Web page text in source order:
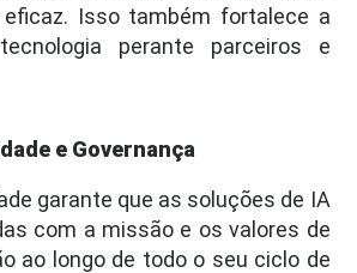
Isso também fortalece a
perante parceiros e
e Governança
garante que as soluções de IA
com a missão e os valores de
ao longo de todo o seu ciclo de